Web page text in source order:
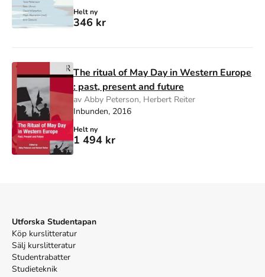
Helt ny
346 kr
The ritual of May Day in Western Europe
: past, present and future
av Abby Peterson, Herbert Reiter
Inbunden, 2016
Helt ny
1 494 kr
Utforska Studentapan
Köp kurslitteratur
Sälj kurslitteratur
Studentrabatter
Studieteknik